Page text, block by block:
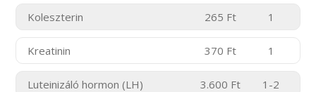
Koleszterin 265 Ft 1
Kreatinin 370 Ft 1
Luteinizáló hormon (LH) 3.600 Ft 1-2